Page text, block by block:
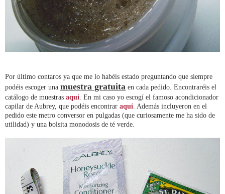
Por último contaros ya que me lo habéis estado preguntando que siempre
podéis escoger una muestra gratuita en cada pedido. Encontraréis el
catálogo de muestras aquí . En mi caso yo escogí el famoso acondicionador
capilar de Aubrey, que podéis encontrar aquí . Además incluyeron en el
pedido este metro conversor en pulgadas (que curiosamente me ha sido de
utilidad) y una bolsita monodosis de té verde.